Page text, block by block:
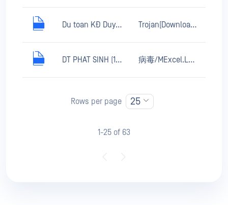
Du toan KĐ Duy Tân.xls Trojan[Downloader]/MSOffice.Agent.cf
DT PHAT SINH (1).xls 病毒/MExcel.Laroux.cs
1-25 of 63
Rows per page 25